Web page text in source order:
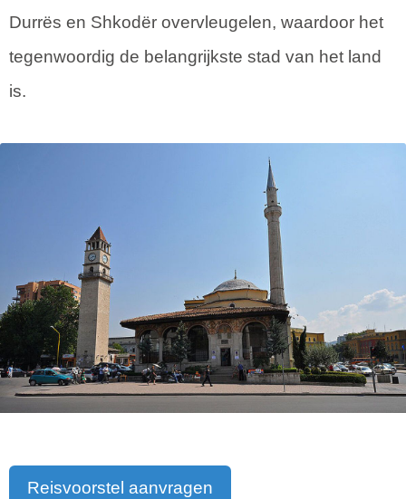
Durrës en Shkodër overvleugelen, waardoor het
tegenwoordig de belangrijkste stad van het land
is.
Reisvoorstel aanvragen